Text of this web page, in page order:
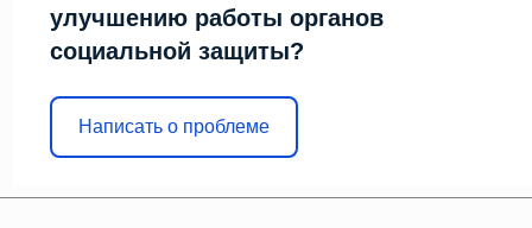
улучшению работы органов
социальной защиты?
Написать о проблеме